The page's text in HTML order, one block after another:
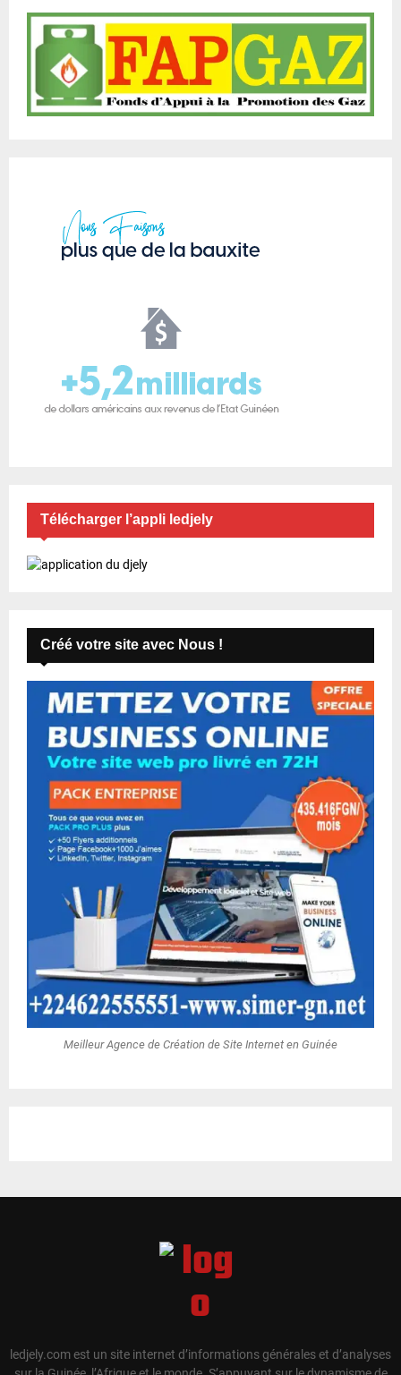
Télécharger l’appli ledjely
Créé votre site avec Nous !
Meilleur Agence de Création de Site Internet en Guinée
ledjely.com est un site internet d’informations générales et d’analyses